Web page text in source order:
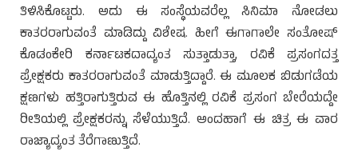
ತಿಳಿಸಿಕೊಟ್ಟರು. ಅದು ಈ ಸಂಸ್ಥೆಯವರೆಲ್ಲ ಸಿನಿಮಾ ನೋಡಲು
ಕಾತರರಾಗುವಂತೆ ಮಾಡಿದ್ದು ವಿಶೇಷ. ಹೀಗೆ ಈಗಾಗಾಲೇ ಸಂತೋಷ್
ಕೊಡಂಕೇರಿ ಕರ್ನಾಟಕದಾದ್ಯಂತ ಸುತ್ತಾಡುತ್ತಾ, ರವಿಕೆ ಪ್ರಸಂಗದತ್ತ
ಪ್ರೇಕ್ಷಕರು ಕಾತರರಾಗುವಂತೆ ಮಾಡುತ್ತಿದ್ದಾರೆ. ಈ ಮೂಲಕ ಬಿಡುಗಡೆಯ
ಕ್ಷಣಗಳು ಹತ್ತಿರಾಗುತ್ತಿರುವ ಈ ಹೊತ್ತಿನಲ್ಲಿ ರವಿಕೆ ಪ್ರಸಂಗ ಬೇರೆಯದ್ದೇ
ರೀತಿಯಲ್ಲಿ ಪ್ರೇಕ್ಷಕರನ್ನು ಸೆಳೆಯುತ್ತಿದೆ. ಅಂದಹಾಗೆ ಈ ಚಿತ್ರ ಈ ವಾರ
ರಾಜ್ಯಾದ್ಯಂತ ತೆರೆಗಾಣುತ್ತಿದೆ.